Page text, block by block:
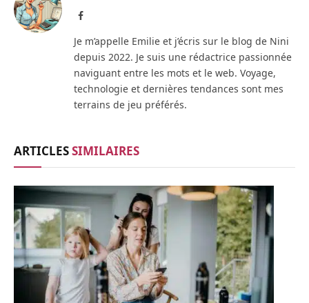
Facebook
Je m’appelle Emilie et j’écris sur le blog de Nini
depuis 2022. Je suis une rédactrice passionnée
naviguant entre les mots et le web. Voyage,
technologie et dernières tendances sont mes
terrains de jeu préférés.
ARTICLESSIMILAIRES